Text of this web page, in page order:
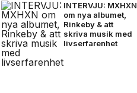
INTERVJU: MXHXN
om nya albumet,
Rinkeby & att
skriva musik med
livserfarenhet